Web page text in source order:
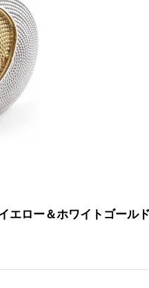
エロー＆ホワイトゴール